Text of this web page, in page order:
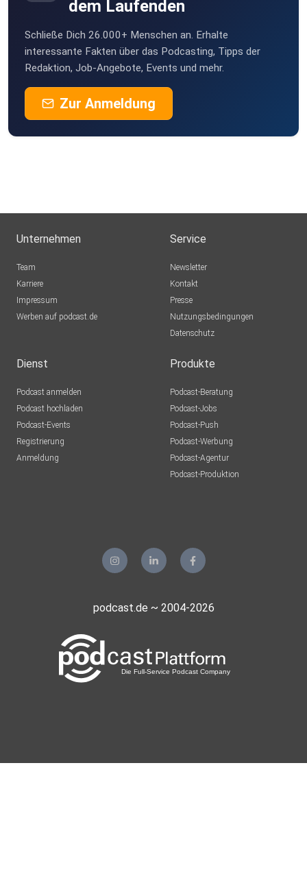
dem Laufenden
Schließe Dich 26.000+ Menschen an. Erhalte
interessante Fakten über das Podcasting, Tipps der
Redaktion, Job-Angebote, Events und mehr.
Zur Anmeldung
Unternehmen
Team
Karriere
Impressum
Werben auf podcast.de
Service
Newsletter
Kontakt
Presse
Nutzungsbedingungen
Datenschutz
Dienst
Podcast anmelden
Podcast hochladen
Podcast-Events
Registrierung
Anmeldung
Produkte
Podcast-Beratung
Podcast-Jobs
Podcast-Push
Podcast-Werbung
Podcast-Agentur
Podcast-Produktion
podcast.de ~ 2004-2026